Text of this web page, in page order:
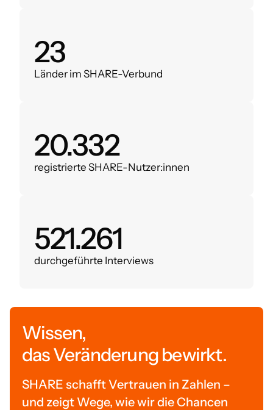
28
Länder im SHARE-Verbund
24.000
registrierte SHARE-Nutzer:innen
620.000
durchgeführte Interviews
Wissen,
das Veränderung bewirkt.
SHARE schafft Vertrauen in Zahlen –
und zeigt Wege, wie wir die Chancen